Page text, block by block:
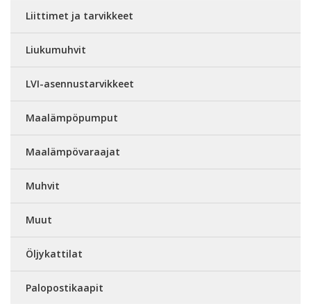
Liittimet ja tarvikkeet
Liukumuhvit
LVI-asennustarvikkeet
Maalämpöpumput
Maalämpövaraajat
Muhvit
Muut
Öljykattilat
Palopostikaapit